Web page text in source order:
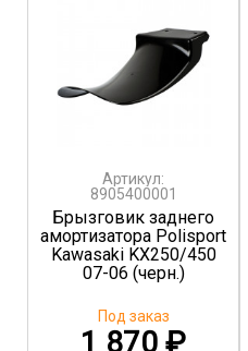
Артикул:
8905400001
Брызговик заднего
амортизатора Polisport
Kawasaki KX250/450
07-06 (черн.)
1 870 ₽
Под заказ